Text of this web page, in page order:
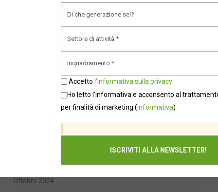
Ottobre 2024
Accetto l'informativa sulla privacy
Ho letto l'informativa e acconsento al
per finalità di marketing ( Informativa)